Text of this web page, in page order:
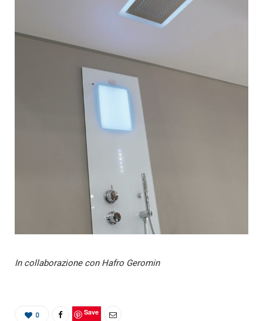
In collaborazione con Hafro Geromin
0 Save